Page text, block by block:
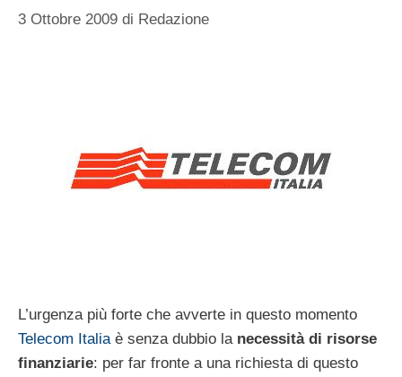
3 Ottobre 2009 di Redazione
L’urgenza più forte che avverte in questo momento
Telecom Italiaè senza dubbio la necessità di risorse
finanziarie: per far fronte a una richiesta di questo